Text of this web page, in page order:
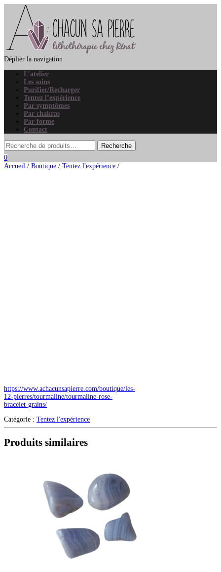
Déplier la navigation
L’atelier
Les soins
Purifier/Recharger
Tentez l’expérience
Par symptômes
Par chakras
Par forme
Contact
0
Accueil / Boutique / Tentez l'expérience /
https://www.achacunsapierre.com/boutique/les-
12-pierres/tourmaline/tourmaline-rose-
bracelet-grains/
Catégorie : Tentez l'expérience
Produits similaires